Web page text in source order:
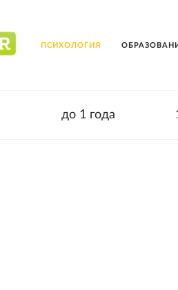
ПСИХОЛОГИЯ
до 1 года